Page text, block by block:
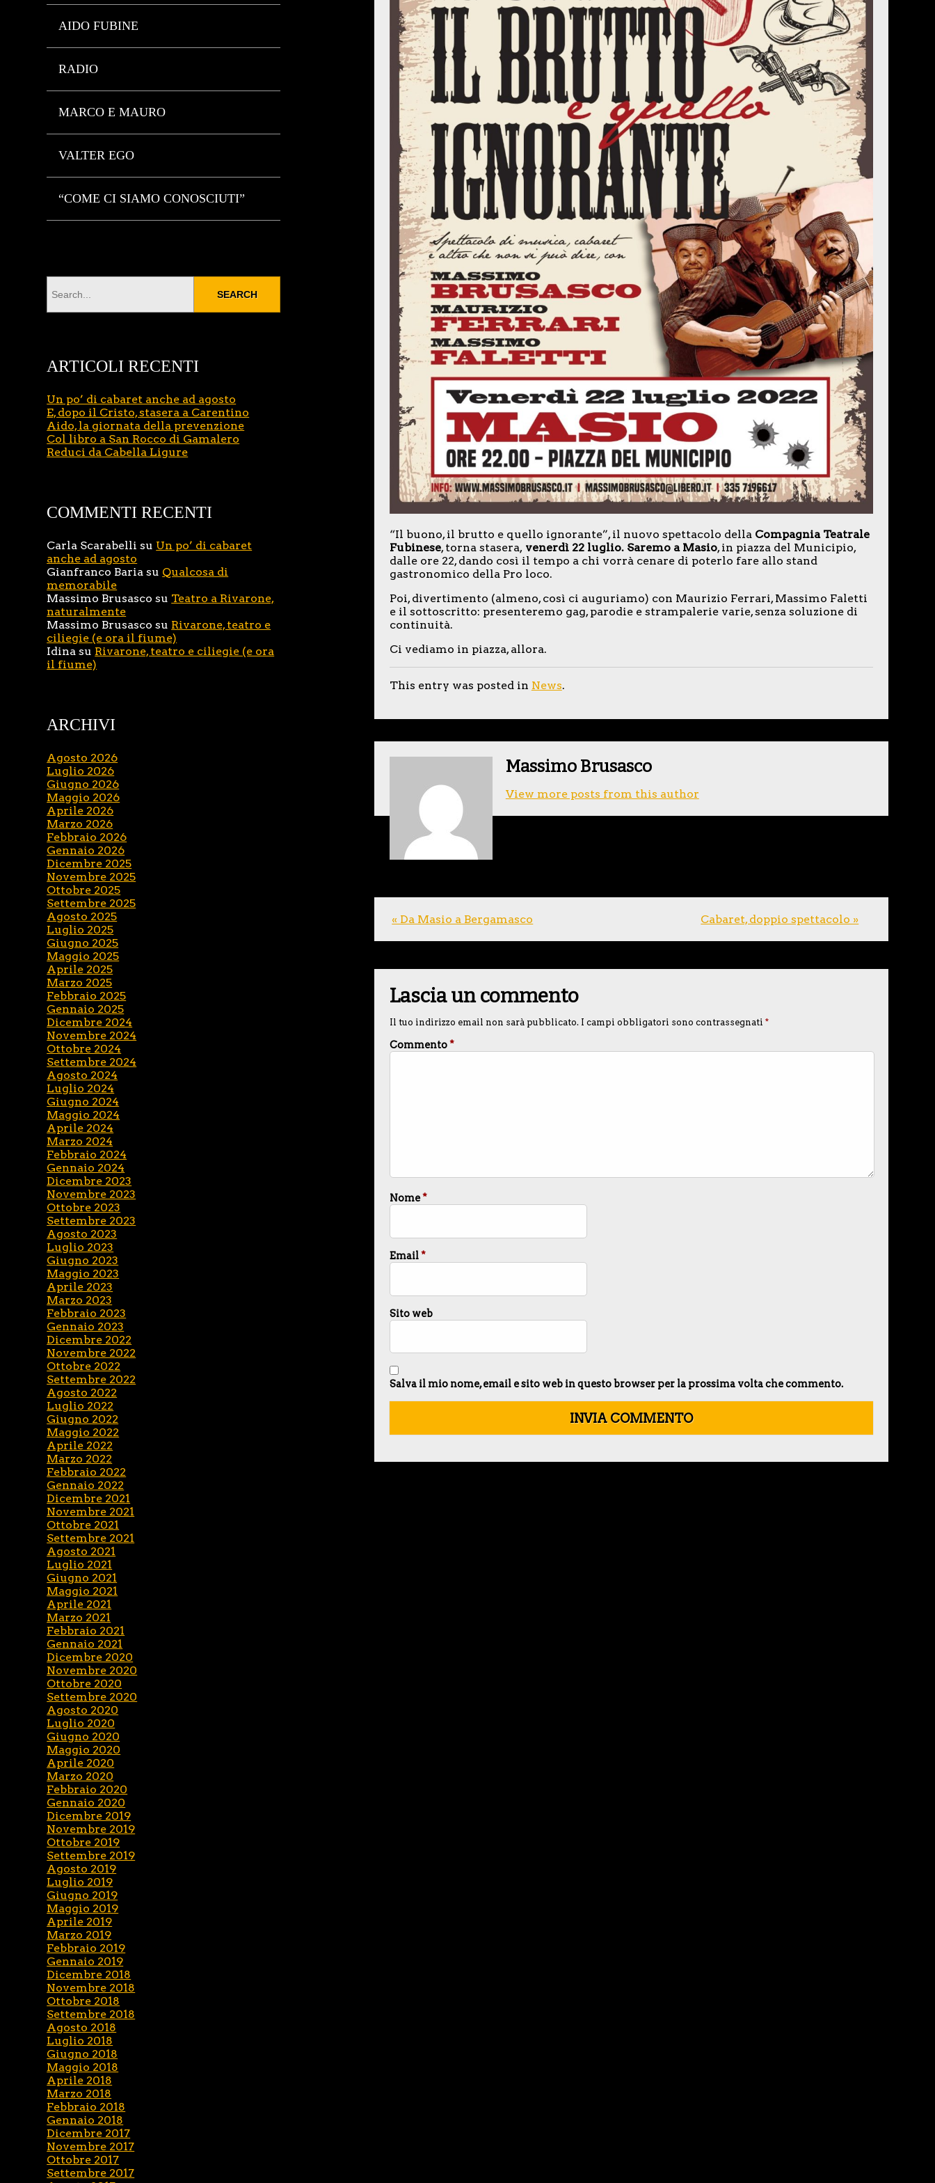
AIDO FUBINE
RADIO
MARCO E MAURO
VALTER EGO
“COME CI SIAMO CONOSCIUTI”
“Il buono, il brutto e quello ignorante”, il nuovo spettacolo della Compagnia Teatrale
Fubinese, torna stasera,venerdì 22 luglio. Saremo a Masio, in piazza del Municipio,
dalle ore 22, dando così il tempo a chi vorrà cenare di poterlo fare allo stand
gastronomico della Pro loco.
Poi, divertimento (almeno, così ci auguriamo) con Maurizio Ferrari, Massimo Faletti
e il sottoscritto: presenteremo gag, parodie e strampalerie varie, senza soluzione di
continuità.
Ci vediamo in piazza, allora.
This entry was posted in News.
Massimo Brusasco
View more posts from this author
« Da Masio a Bergamasco Cabaret, doppio spettacolo »
Lascia un commento
Il tuo indirizzo email non sarà pubblicato. I campi obbligatori sono contrassegnati *
Commento*
Nome*
Email*
Sito web
Salva il mio nome, email e sito web in questo browser per la prossima volta che commento.
ARTICOLI RECENTI
Un po’ di cabaret anche ad agosto
E, dopo il Cristo, stasera a Carentino
Aido, la giornata della prevenzione
Col libro a San Rocco di Gamalero
Reduci da Cabella Ligure
COMMENTI RECENTI
Carla Scarabelli su Un po’ di cabaret
anche ad agosto
Gianfranco Baria su Qualcosa di
memorabile
Massimo Brusasco su Teatro a Rivarone,
naturalmente
Massimo Brusasco su Rivarone, teatro e
ciliegie (e ora il fiume)
Idina su Rivarone, teatro e ciliegie (e ora
il fiume)
ARCHIVI
Agosto 2026
Luglio 2026
Giugno 2026
Maggio 2026
Aprile 2026
Marzo 2026
Febbraio 2026
Gennaio 2026
Dicembre 2025
Novembre 2025
Ottobre 2025
Settembre 2025
Agosto 2025
Luglio 2025
Giugno 2025
Maggio 2025
Aprile 2025
Marzo 2025
Febbraio 2025
Gennaio 2025
Dicembre 2024
Novembre 2024
Ottobre 2024
Settembre 2024
Agosto 2024
Luglio 2024
Giugno 2024
Maggio 2024
Aprile 2024
Marzo 2024
Febbraio 2024
Gennaio 2024
Dicembre 2023
Novembre 2023
Ottobre 2023
Settembre 2023
Agosto 2023
Luglio 2023
Giugno 2023
Maggio 2023
Aprile 2023
Marzo 2023
Febbraio 2023
Gennaio 2023
Dicembre 2022
Novembre 2022
Ottobre 2022
Settembre 2022
Agosto 2022
Luglio 2022
Giugno 2022
Maggio 2022
Aprile 2022
Marzo 2022
Febbraio 2022
Gennaio 2022
Dicembre 2021
Novembre 2021
Ottobre 2021
Settembre 2021
Agosto 2021
Luglio 2021
Giugno 2021
Maggio 2021
Aprile 2021
Marzo 2021
Febbraio 2021
Gennaio 2021
Dicembre 2020
Novembre 2020
Ottobre 2020
Settembre 2020
Agosto 2020
Luglio 2020
Giugno 2020
Maggio 2020
Aprile 2020
Marzo 2020
Febbraio 2020
Gennaio 2020
Dicembre 2019
Novembre 2019
Ottobre 2019
Settembre 2019
Agosto 2019
Luglio 2019
Giugno 2019
Maggio 2019
Aprile 2019
Marzo 2019
Febbraio 2019
Gennaio 2019
Dicembre 2018
Novembre 2018
Ottobre 2018
Settembre 2018
Agosto 2018
Luglio 2018
Giugno 2018
Maggio 2018
Aprile 2018
Marzo 2018
Febbraio 2018
Gennaio 2018
Dicembre 2017
Novembre 2017
Ottobre 2017
Settembre 2017